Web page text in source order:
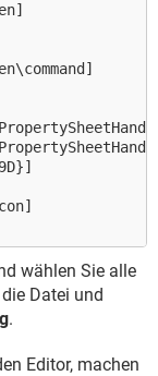
wählen Sie alle
Datei und
.
Editor, machen